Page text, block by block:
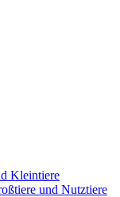
Kleintiere
und Nutztiere